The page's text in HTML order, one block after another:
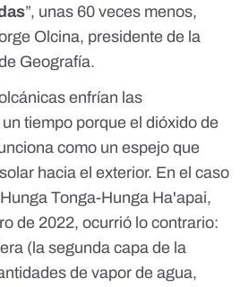
”, unas 60 veces menos,
Olcina, presidente de la
Geografía.
enfrían las
tiempo porque el dióxido de
como un espejo que
hacia el exterior. En el caso
Tonga-Hunga Ha'apai,
de 2022, ocurrió lo contrario:
(la segunda capa de la
de vapor de agua,